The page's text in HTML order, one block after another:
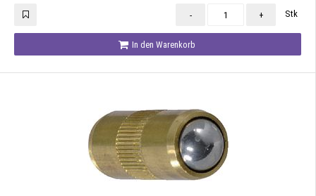
- + Stk
In den Warenkorb